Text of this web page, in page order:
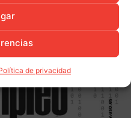
de privacidad